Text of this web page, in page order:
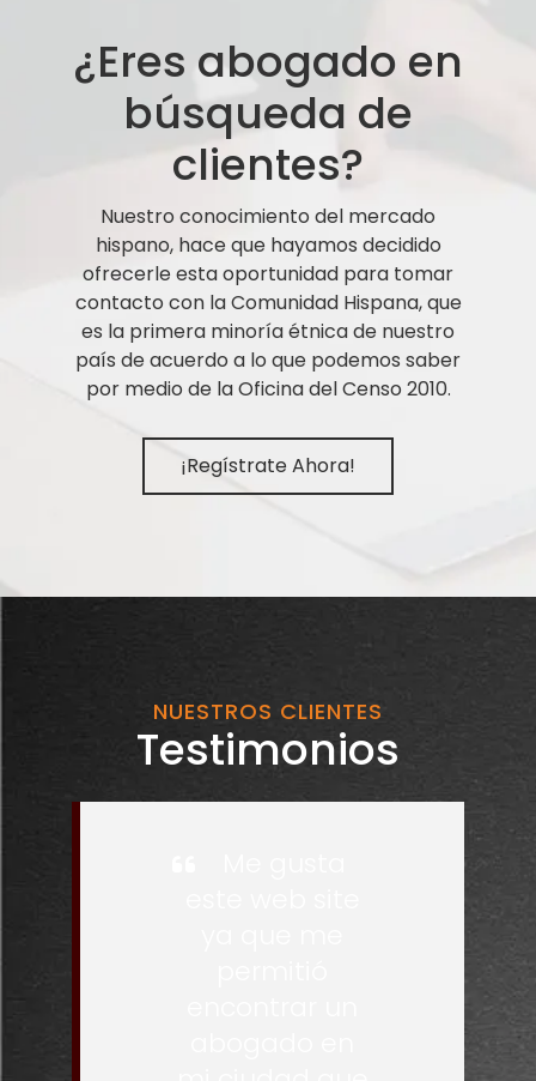
¿Eres abogado en
búsqueda de
clientes?
Nuestro conocimiento del mercado
hispano, hace que hayamos decidido
ofrecerle esta oportunidad para tomar
contacto con la Comunidad Hispana, que
es la primera minoría étnica de nuestro
país de acuerdo a lo que podemos saber
por medio de la Oficina del Censo 2010.
¡Regístrate Ahora!
NUESTROS CLIENTES
Testimonios